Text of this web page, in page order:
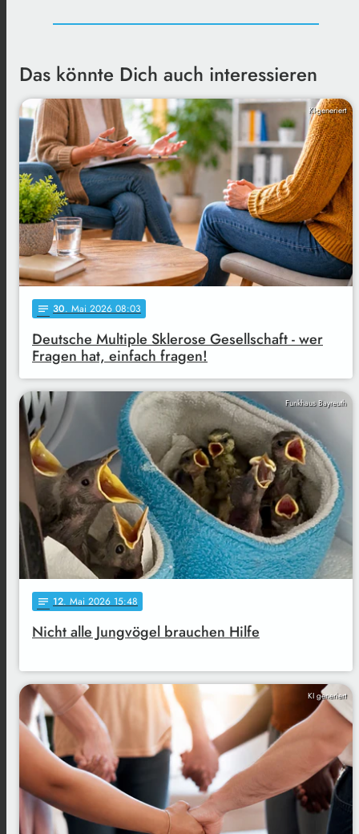
Das könnte Dich auch interessieren
KI-generiert
notes 30. Mai 2026 08:03
Deutsche Multiple Sklerose Gesellschaft - wer
Fragen hat, einfach fragen!
Funkhaus Bayreuth
notes 12. Mai 2026 15:48
Nicht alle Jungvögel brauchen Hilfe
KI generiert